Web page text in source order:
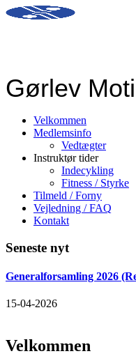
Gørlev
Velkommen
Medlemsinfo
Vedtægter
Instruktør tider
Indecykling
Fitness / Styrke
Tilmeld / Forny
Vejledning / FAQ
Kontakt
Seneste nyt
Generalforsamling 2026
15-04-2026
Velkommen